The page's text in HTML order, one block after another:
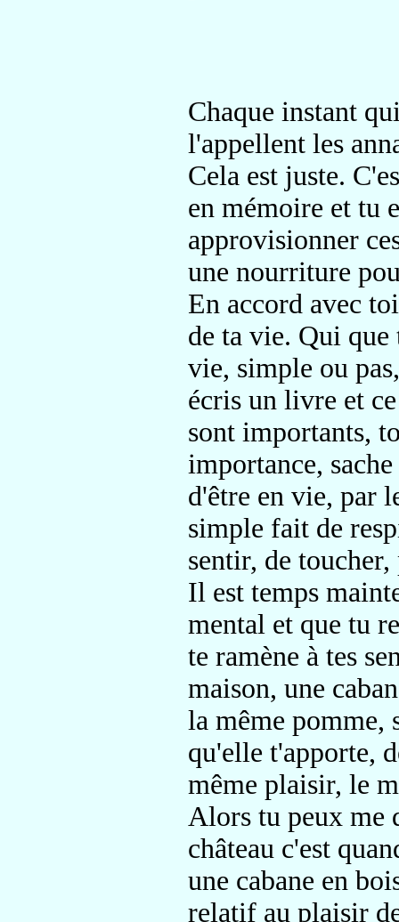
Chaque instant
l'appellent les
Cela est juste.
en mémoire et tu
approvisionner
une nourriture
En accord avec
de ta vie. Qui
vie, simple ou
écris un livre et
sont importants,
importance,
d'être en vie, par
simple fait de
sentir, de
Il est temps
mental et que tu
te ramène à tes
maison, une
la même pomme,
qu'elle t'apporte,
même plaisir, le
Alors tu peux me
château c'est
une cabane en
relatif au plaisir